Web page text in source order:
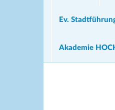
Ev.
Akademie